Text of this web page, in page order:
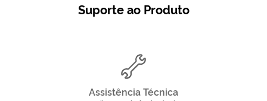
Suporte ao Produto
Assistência Técnica